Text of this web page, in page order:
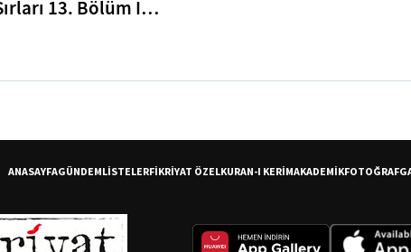
13. Bölüm I
ANASAYFAGÜNDEMLİSTELERFİKRİYAT ÖZELKURAN-I KERİMAKADEMİKFOTOĞRAF